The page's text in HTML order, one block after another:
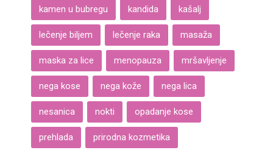
kamen u bubregu kandida kašalj
lečenje biljem lečenje raka masaža
maska za lice menopauza mršavljenje
nega kose nega kože nega lica
nesanica nokti opadanje kose
prehlada prirodna kozmetika